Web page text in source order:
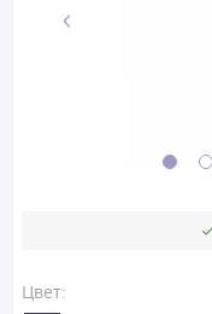
Цвет: